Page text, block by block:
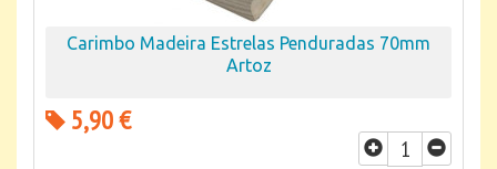
Carimbo Madeira Estrelas Penduradas 70mm
Artoz
5,90 €